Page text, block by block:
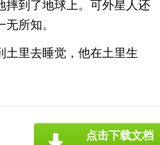
摔到了地球上。可外星人还
所知。
土里去睡觉，他在土里生
点击下载文档